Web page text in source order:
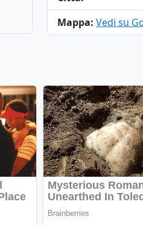
Mappa: Vedi su